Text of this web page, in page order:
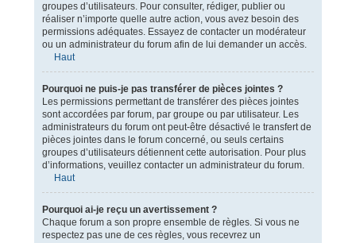
groupes d’utilisateurs. Pour consulter, rédiger, publier ou
réaliser n’importe quelle autre action, vous avez besoin des
permissions adéquates. Essayez de contacter un modérateur
ou un administrateur du forum afin de lui demander un accès.
Haut
Pourquoi ne puis-je pas transférer de pièces jointes ?
Les permissions permettant de transférer des pièces jointes
sont accordées par forum, par groupe ou par utilisateur. Les
administrateurs du forum ont peut-être désactivé le transfert de
pièces jointes dans le forum concerné, ou seuls certains
groupes d’utilisateurs détiennent cette autorisation. Pour plus
d’informations, veuillez contacter un administrateur du forum.
Haut
Pourquoi ai-je reçu un avertissement ?
Chaque forum a son propre ensemble de règles. Si vous ne
respectez pas une de ces règles, vous recevrez un